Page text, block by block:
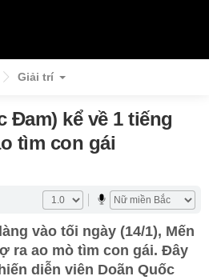
Giải trí
Đam) kể về 1 tiếng
tìm con gái
vào tối ngày (14/1), Mến
ra ao mò tìm con gái. Đây
diễn viên Doãn Quốc